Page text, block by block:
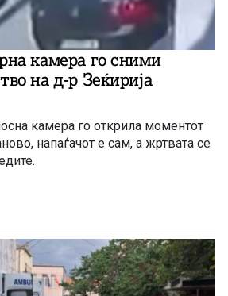
камера го сними
на д-р Зеќирија
камера го открила моментот
напаѓачот е сам, а жртвата се